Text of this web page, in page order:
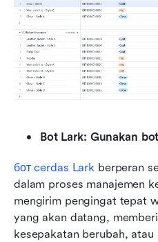
Bot Lark: Gunakan
бот cerdas Lark berperan
dalam proses manajemen
mengirim pengingat tepat
yang akan datang,
kesepakatan berubah,